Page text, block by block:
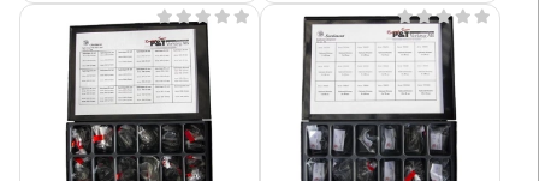
       